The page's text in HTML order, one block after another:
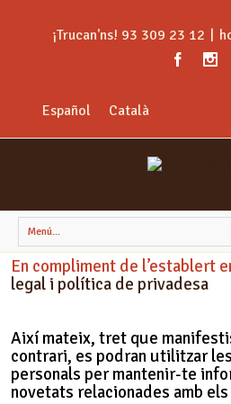
¡Trucan'ns! 93 309 23 12
Español Català
Menú...
En compliment de l’establert
legal i política de privadesa
Així mateix, tret que
contrari, es podran utilitzar
personals per mantenir-te
novetats relacionades amb